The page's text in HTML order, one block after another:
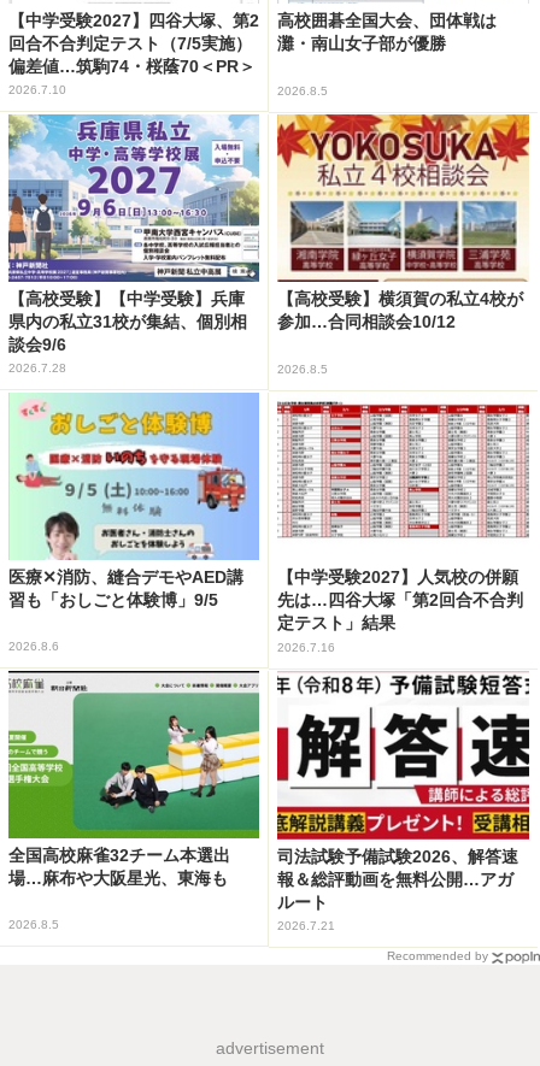
【中学受験2027】四谷大塚、第2
回合不合判定テスト（7/5実施）
偏差値…筑駒74・桜蔭70＜PR＞
2026.7.10
高校囲碁全国大会、団体戦は
灘・南山女子部が優勝
2026.8.5
【高校受験】【中学受験】兵庫
県内の私立31校が集結、個別相
談会9/6
2026.7.28
【高校受験】横須賀の私立4校が
参加…合同相談会10/12
2026.8.5
医療✕消防、縫合デモやAED講
習も「おしごと体験博」9/5
2026.8.6
【中学受験2027】人気校の併願
先は…四谷大塚「第2回合不合判
定テスト」結果
2026.7.16
全国高校麻雀32チーム本選出
場…麻布や大阪星光、東海も
2026.8.5
司法試験予備試験2026、解答速
報＆総評動画を無料公開…アガ
ルート
2026.7.21
Recommended by
advertisement